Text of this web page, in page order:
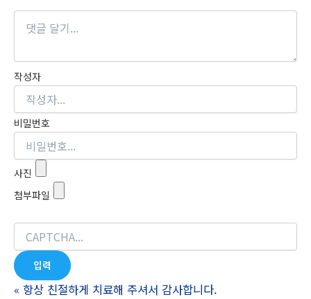
작성자
비밀번호
사진
첨부파일
« 항상 친절하게 치료해 주셔서 감사합니다.